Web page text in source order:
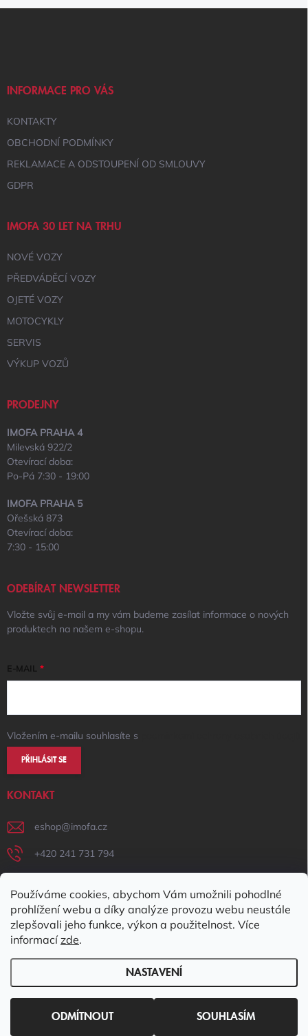
Používáme cookies, abychom Vám umožnili pohodlné
prohlížení webu a díky analýze provozu webu neustále
zlepšovali jeho funkce, výkon a použitelnost. Více
informacízde.
NASTAVENÍ
ODMÍTNOUT SOUHLASÍM
INFORMACE PRO VÁS
KONTAKTY
OBCHODNÍ PODMÍNKY
REKLAMACE A ODSTOUPENÍ OD SMLOUVY
GDPR
IMOFA 30 LET NA TRHU
NOVÉ VOZY
PŘEDVÁDĚCÍ VOZY
OJETÉ VOZY
MOTOCYKLY
SERVIS
VÝKUP VOZŮ
PRODEJNY
IMOFA PRAHA 4
Milevská 922/2
Otevírací doba:
Po-Pá 7:30 - 19:00
IMOFA PRAHA 5
Ořešská 873
Otevírací doba:
7:30 - 15:00
ODEBÍRAT NEWSLETTER
Vložte svůj e-mail a my vám budeme zasílat informace o nových
produktech na našem e-shopu.
E-MAIL
Vložením e-mailu souhlasíte s
PŘIHLÁSIT SE
KONTAKT
eshop@imofa.cz
+420 241 731 794
IMOFA Facebook
imofa_s.r.o
Vytvořil Shoptet
Copyright 2026IMOFA e-shop. Všechna práva vyhrazena.Upravit